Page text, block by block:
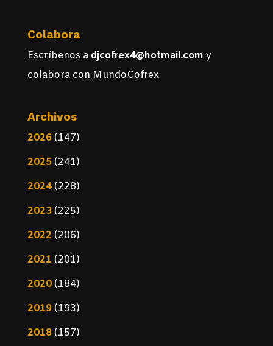
Colabora
Escríbenos a djcofrex4@hotmail.com y
colabora con MundoCofrex
Archivos
2026(147)
2025(241)
2024(228)
2023(225)
2022 (206)
2021 (201)
2020(184)
2019(193)
2018(157)